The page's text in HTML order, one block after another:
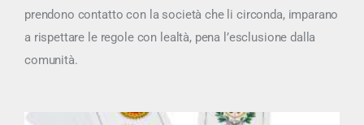
prendono contatto con la società che li circonda, imparano
a rispettare le regole con lealtà, pena l’esclusione dalla
comunità.